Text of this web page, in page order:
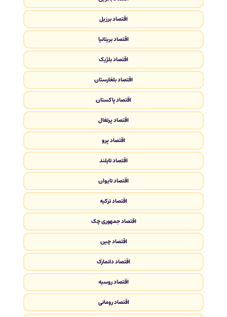
اقتصاد برزیل
اقتصاد بریتانیا
اقتصاد بلژیک
اقتصاد بلغارستان
اقتصاد پاکستان
اقتصاد پرتغال
اقتصاد پرو
اقتصاد تایلند
اقتصاد تایوان
اقتصاد ترکیه
اقتصاد جمهوری چک
اقتصاد چین
اقتصاد دانمارک
اقتصاد روسیه
اقتصاد رومانی